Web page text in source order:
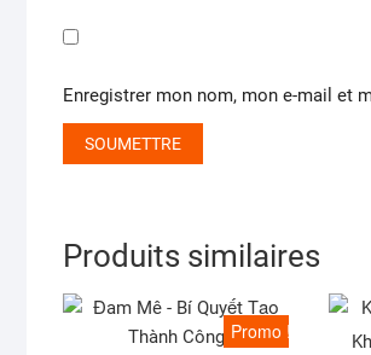
Enregistrer mon nom, mon e-mail et
Produits similaires
Promo !